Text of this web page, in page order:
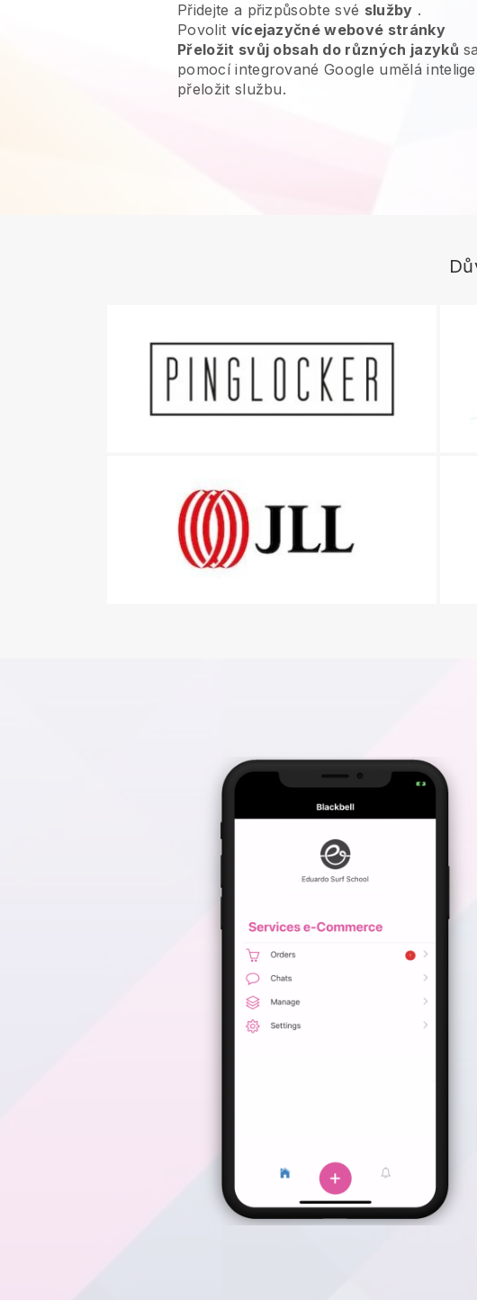
Přidejte a přizpůsobte své služby .
Povolit vícejazyčné webové stránky
Přeložit svůj obsah do různých jazyků
pomocí integrované Google umělá
přeložit službu.